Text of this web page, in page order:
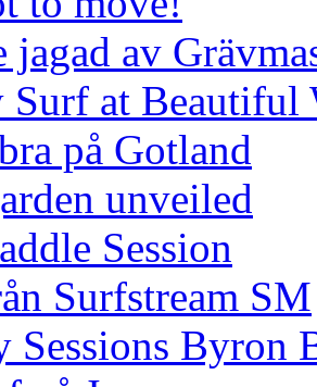
jagad av
at Beautiful
på Gotland
unveiled
Session
Surfstream SM
Sessions Byron